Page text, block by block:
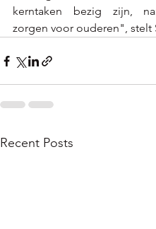
kerntaken bezig zijn,
zorgen voor ouderen", stelt
Recent Posts